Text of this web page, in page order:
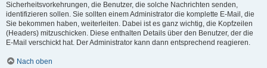
Sicherheitsvorkehrungen, die Benutzer, die solche Nachrichten senden,
identifizieren sollen. Sie sollten einem Administrator die komplette E-Mail, die
Sie bekommen haben, weiterleiten. Dabei ist es ganz wichtig, die Kopfzeilen
(Headers) mitzuschicken. Diese enthalten Details über den Benutzer, der die
E-Mail verschickt hat. Der Administrator kann dann entsprechend reagieren.
Nach oben